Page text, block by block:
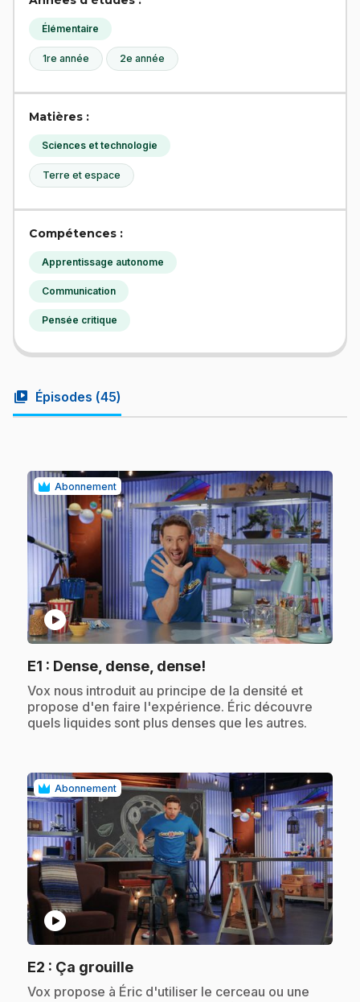
Élémentaire
1re année 2e année
Matières :
Sciences et technologie
Terre et espace
Compétences :
Apprentissage autonome
Communication
Pensée critique
video_library Épisodes (45)
Abonnement
play_circle
E1 : Dense, dense, dense!
.Vox nous introduit au principe de la densité et
propose d'en faire l'expérience. Éric découvre
quels liquides sont plus denses que les autres.
Abonnement
play_circle
E2 : Ça grouille.
.Vox propose à Éric d'utiliser le cerceau ou une